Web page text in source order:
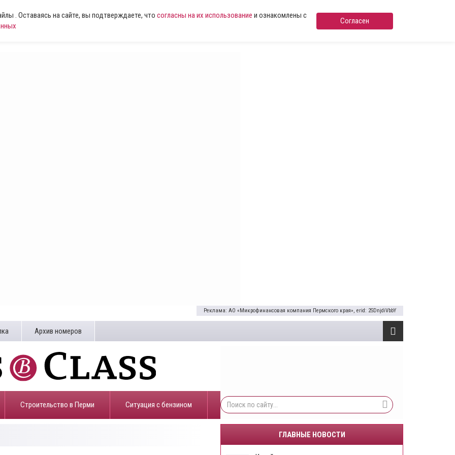
. Оставаясь на сайте, вы подтверждаете, что согласны на их использование и ознакомлены с
Согласен
Реклама: АО «Микрофинансовая компания Пермского края», erid: 2SDnjdiVbbY
Архив номеров
Строительство в Перми ​Ситуация с бензином
ГЛАВНЫЕ НОВОСТИ